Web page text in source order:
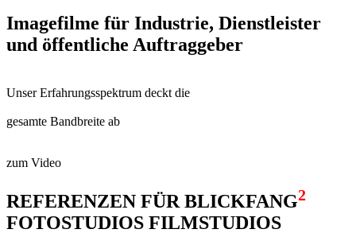
Imagefilme für Industrie, Dienstleister
und öffentliche Auftraggeber
Unser Erfahrungsspektrum deckt die
gesamte Bandbreite ab
zum Video
REFERENZEN FÜR BLICKFANG2
FOTOSTUDIOS FILMSTUDIOS